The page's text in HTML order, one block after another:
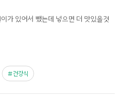
가 있어서 뺐는데 넣으면 더 맛있을것
건강식